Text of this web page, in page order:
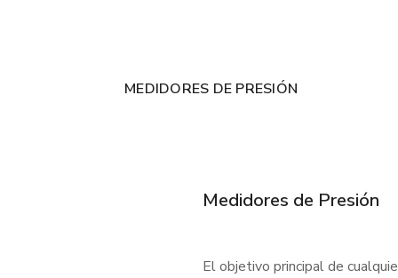
MEDIDORES DE PRESIÓN
Medidores de Presión
El objetivo principal de